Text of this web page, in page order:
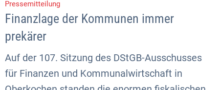
Pressemitteilung
Finanzlage der Kommunen immer
prekärer
Auf der 107. Sitzung des DStGB-Ausschusses
für Finanzen und Kommunalwirtschaft in